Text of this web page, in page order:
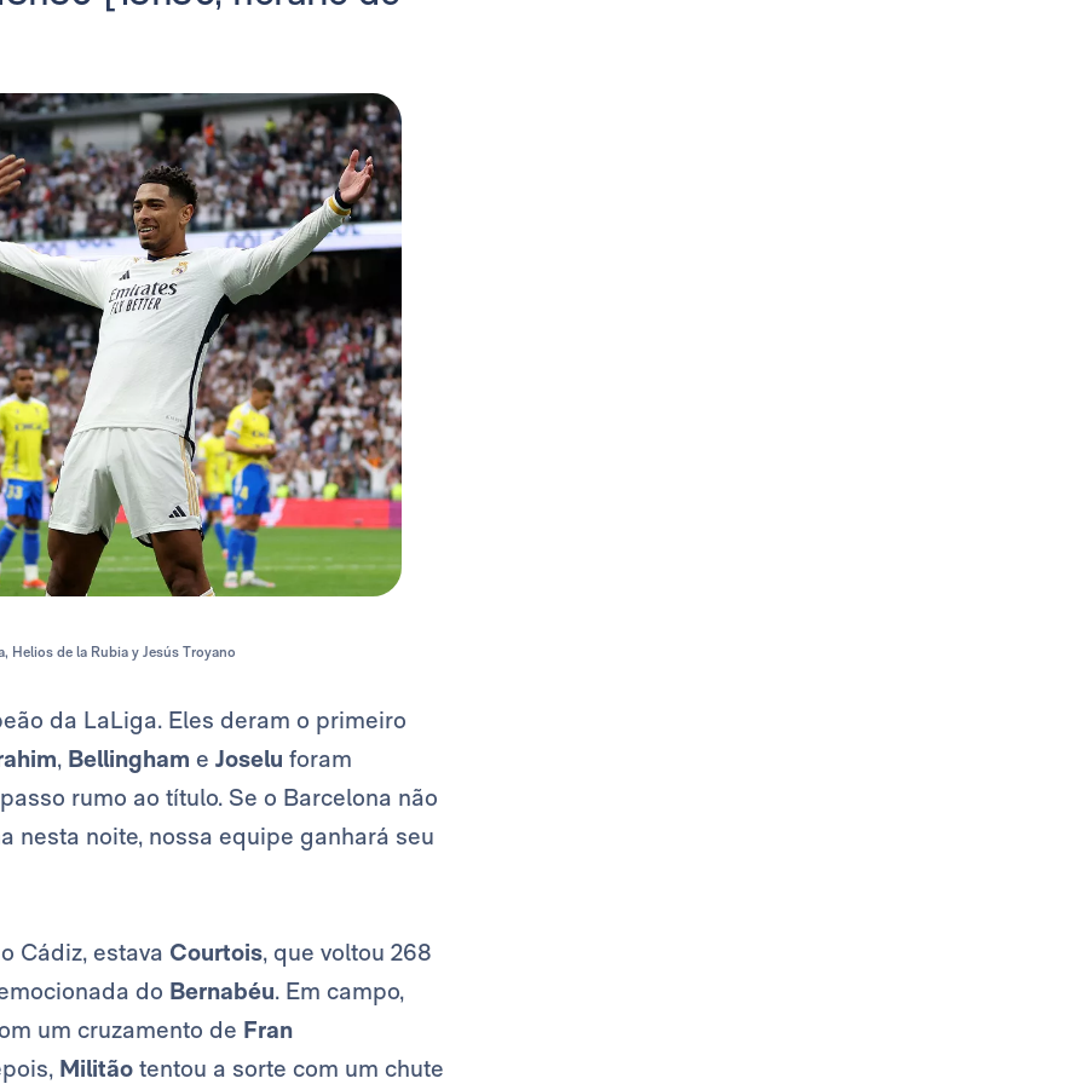
Helios de la Rubia y Jesús Troyano
da LaLiga. Eles deram o primeiro
, Bellingham e Joselu foram
rumo ao título. Se o Barcelona não
nesta noite, nossa equipe ganhará seu
Cádiz, estava Courtois, que voltou 268
do Bernabéu. Em campo,
um cruzamento de Fran
Militão tentou a sorte com um chute